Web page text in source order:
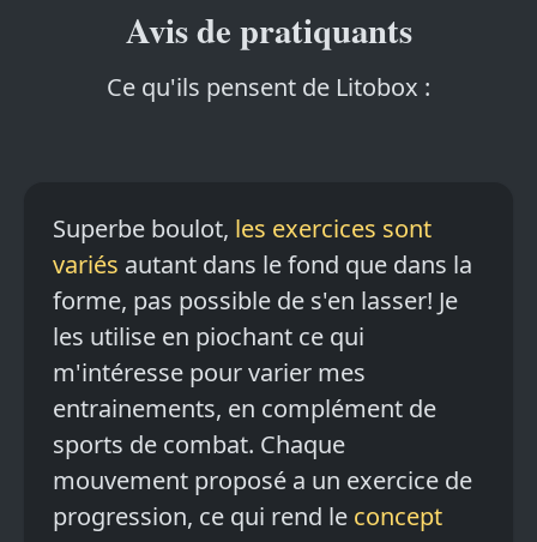
Avis de pratiquants
Ce qu'ils pensent de Litobox :
Superbe boulot, les exercices sont
variés autant dans le fond que dans la
forme, pas possible de s'en lasser! Je
les utilise en piochant ce qui
m'intéresse pour varier mes
entrainements, en complément de
sports de combat. Chaque
mouvement proposé a un exercice de
progression, ce qui rend le concept